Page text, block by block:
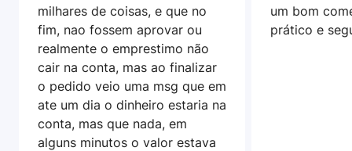
milhares de coisas, e que no
fim, nao fossem aprovar ou
realmente o emprestimo não
cair na conta, mas ao finalizar
o pedido veio uma msg que em
ate um dia o dinheiro estaria na
conta, mas que nada, em
alguns minutos o valor estava
um bom
prático e